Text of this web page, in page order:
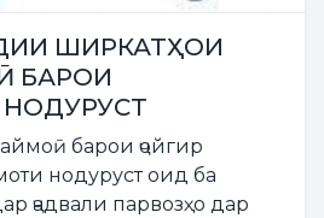
ШИРКАТҲОИ
БАРОИ
барои ҷойгир
нодуруст оид ба
ҷадвали парвозҳо дар